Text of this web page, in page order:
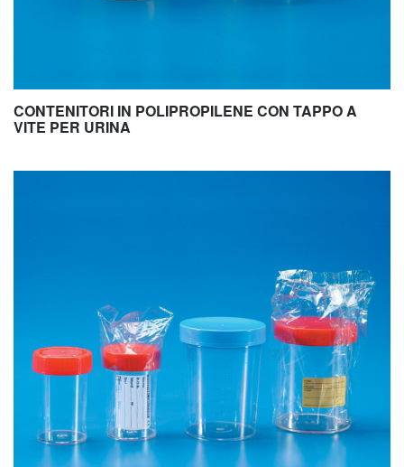
CONTENITORI IN POLIPROPILENE CON TAPPO A
VITE PER URINA